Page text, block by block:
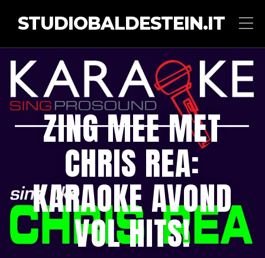
STUDIOBALDESTEIN.IT
ZING MEE MET
CHRIS REA:
KARAOKE AVOND
VOL HITS!